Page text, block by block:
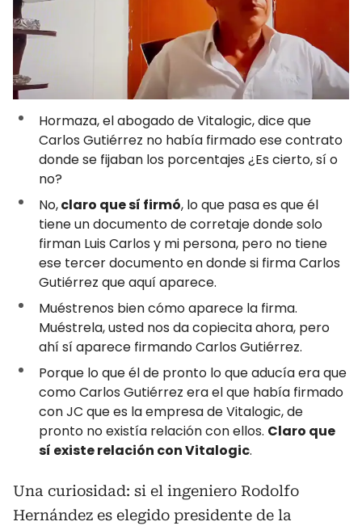
Hormaza, el abogado de Vitalogic, dice que
Carlos Gutiérrez no había firmado ese contrato
donde se fijaban los porcentajes ¿Es cierto, sí o
no?
No,claro que sí firmó, lo que pasa es que él
tiene un documento de corretaje donde solo
firman Luis Carlos y mi persona, pero no tiene
ese tercer documento en donde si firma Carlos
Gutiérrez que aquí aparece.
Muéstrenos bien cómo aparece la firma.
Muéstrela, usted nos da copiecita ahora, pero
ahí sí aparece firmando Carlos Gutiérrez.
Porque lo que él de pronto lo que aducía era que
como Carlos Gutiérrez era el que había firmado
con JC que es la empresa de Vitalogic, de
pronto no existía relación con ellos. Claro que
sí existe relación con Vitalogic.
Una curiosidad: si el ingeniero Rodolfo
Hernández es elegido presidente de la